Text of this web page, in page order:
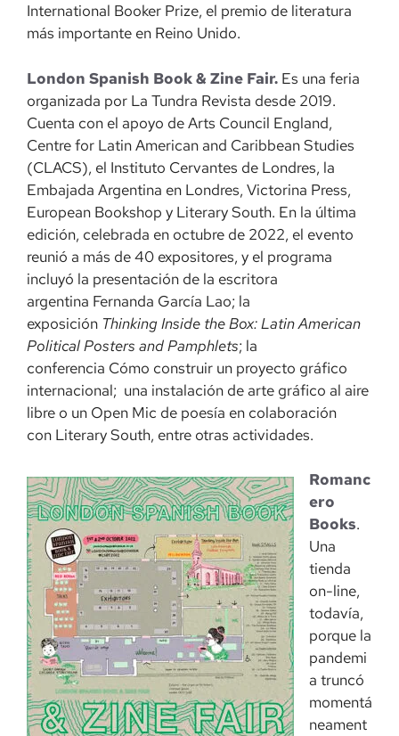
International Booker Prize, el premio de literatura
más importante en Reino Unido.
London Spanish Book & Zine Fair. Es una feria
organizada por La Tundra Revista desde 2019.
Cuenta con el apoyo de Arts Council England,
Centre for Latin American and Caribbean Studies
(CLACS), el Instituto Cervantes de Londres, la
Embajada Argentina en Londres, Victorina Press,
European Bookshop y Literary South. En la última
edición, celebrada en octubre de 2022, el evento
reunió a más de 40 expositores, y el programa
incluyó la presentación de la escritora
argentina Fernanda García Lao; la
exposición Thinking Inside the Box: Latin American
Political Posters and Pamphlets; la
conferencia Cómo construir un proyecto gráfico
internacional; una instalación de arte gráfico al aire
libre o un Open Mic de poesía en colaboración
con Literary South, entre otras actividades.
Romanc
ero
Books.
Una
tienda
on-line,
todavía,
porque la
pandemi
a truncó
momentá
neament